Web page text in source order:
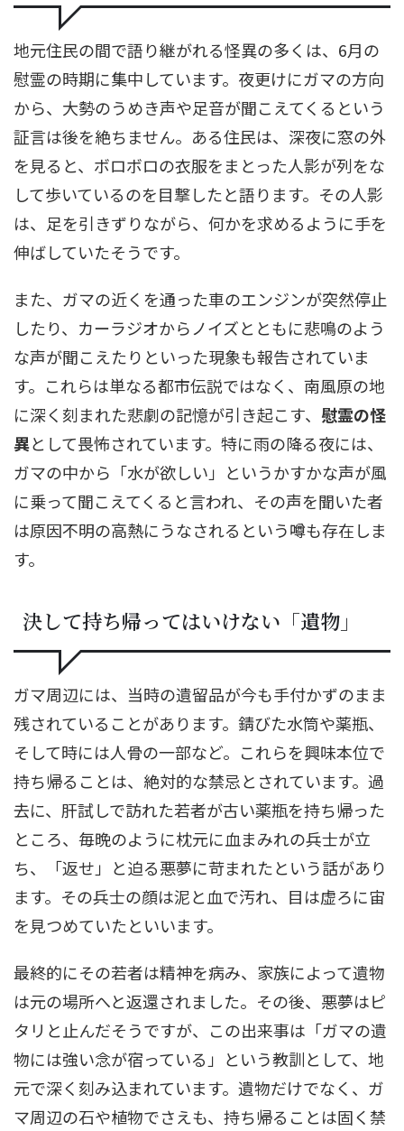
地元住民の間で語り継がれる怪異の多くは、6月の
慰霊の時期に集中しています。夜更けにガマの方向
から、大勢のうめき声や足音が聞こえてくるという
証言は後を絶ちません。ある住民は、深夜に窓の外
を見ると、ボロボロの衣服をまとった人影が列をな
して歩いているのを目撃したと語ります。その人影
は、足を引きずりながら、何かを求めるように手を
伸ばしていたそうです。
また、ガマの近くを通った車のエンジンが突然停止
したり、カーラジオからノイズとともに悲鳴のよう
な声が聞こえたりといった現象も報告されていま
す。これらは単なる都市伝説ではなく、南風原の地
に深く刻まれた悲劇の記憶が引き起こす、 慰霊の怪
異として畏怖されています。特に雨の降る夜には、
ガマの中から「水が欲しい」というかすかな声が風
に乗って聞こえてくると言われ、その声を聞いた者
は原因不明の高熱にうなされるという噂も存在しま
す。
決して持ち帰ってはいけない「遺物」
ガマ周辺には、当時の遺留品が今も手付かずのまま
残されていることがあります。錆びた水筒や薬瓶、
そして時には人骨の一部など。これらを興味本位で
持ち帰ることは、絶対的な禁忌とされています。過
去に、肝試しで訪れた若者が古い薬瓶を持ち帰った
ところ、毎晩のように枕元に血まみれの兵士が立
ち、「返せ」と迫る悪夢に苛まれたという話があり
ます。その兵士の顔は泥と血で汚れ、目は虚ろに宙
を見つめていたといいます。
最終的にその若者は精神を病み、家族によって遺物
は元の場所へと返還されました。その後、悪夢はピ
タリと止んだそうですが、この出来事は「ガマの遺
物には強い念が宿っている」という教訓として、地
元で深く刻み込まれています。遺物だけでなく、ガ
マ周辺の石や植物でさえも、持ち帰ることは固く禁